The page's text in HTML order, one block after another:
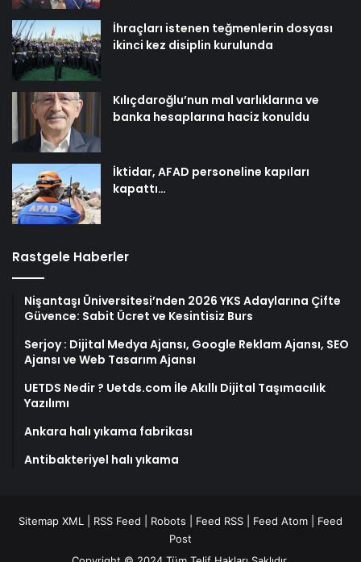
İhraçları istenen teğmenlerin dosyası
ikinci kez disiplin kurulunda
Kılıçdaroğlu’nun mal varlıklarına ve
banka hesaplarına haciz konuldu
İktidar, AFAD personeline kapıları
kapattı…
Rastgele Haberler
Nişantaşı Üniversitesi’nden 2026 YKS Adaylarına Çifte
Güvence: Sabit Ücret ve Kesintisiz Burs
Serjoy : Dijital Medya Ajansı, Google Reklam Ajansı, SEO
Ajansı ve Web Tasarım Ajansı
UETDS Nedir ? Uetds.com İle Akıllı Dijital Taşımacılık
Yazılımı
Ankara halı yıkama fabrikası
Antibakteriyel halı yıkama
Sitemap XML RSS Feed Robots Feed RSS Feed Atom
Feed
Post